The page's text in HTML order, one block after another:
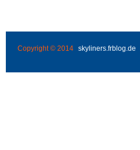
Copyright © 2014 skyliners.frblog.de